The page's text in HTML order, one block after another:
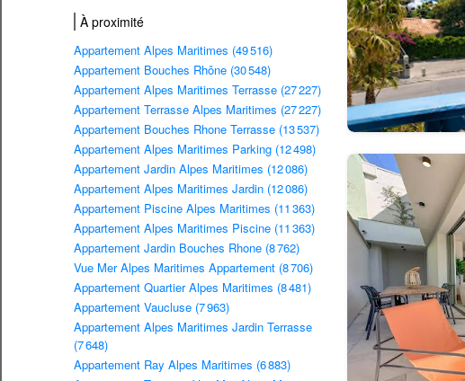
À proximité
Appartement Alpes Maritimes (49 516)
Appartement Bouches Rhône (30 548)
Appartement Alpes Maritimes Terrasse (27 227)
Appartement Terrasse Alpes Maritimes (27 227)
Appartement Bouches Rhone Terrasse (13 537)
Appartement Alpes Maritimes Parking (12 498)
Appartement Jardin Alpes Maritimes (12 086)
Appartement Alpes Maritimes Jardin (12 086)
Appartement Piscine Alpes Maritimes (11 363)
Appartement Alpes Maritimes Piscine (11 363)
Appartement Jardin Bouches Rhone (8 762)
Vue Mer Alpes Maritimes Appartement (8 706)
Appartement Quartier Alpes Maritimes (8 481)
Appartement Vaucluse (7 963)
Appartement Alpes Maritimes Jardin Terrasse
(7 648)
Appartement Ray Alpes Maritimes (6 883)